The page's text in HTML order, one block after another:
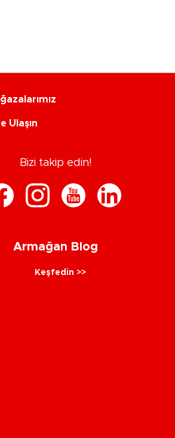
Ulaşın
Bizi takip edin!
Armağan Blog
Keşfedin >>